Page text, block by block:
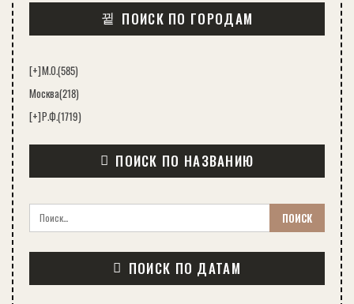
ПОИСК ПО ГОРОДАМ
[+]М.О.(585)
Москва(218)
[+]Р.Ф.(1719)
ПОИСК ПО НАЗВАНИЮ
ПОИСК ПО ДАТАМ